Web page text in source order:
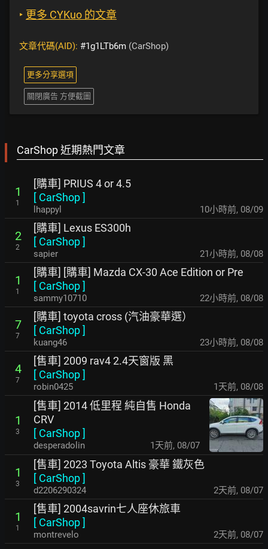
‣ 更多 CYKuo 的文章
文章代碼(AID): #1g1LTb6m (CarShop)
更多分享選項
關閉廣告 方便截圖
CarShop 近期熱門文章
1
1
[購車] PRIUS 4 or 4.5
[ CarShop]
lhappyl 10小時前, 08/09
2
2
[購車] Lexus ES300h
[ CarShop]
sapier 21小時前, 08/08
1
1
[購車] [購車] Mazda CX-30 Ace Edition or Pre
[ CarShop]
sammy10710 22小時前, 08/08
7
7
[購車] toyota cross (汽油豪華選）
[ CarShop]
kuang46 23小時前, 08/08
4
7
[售車] 2009 rav4 2.4天窗版 黑
[ CarShop]
robin0425 1天前, 08/08
1
3
[售車] 2014 低里程 純自售 Honda
CRV
[ CarShop]
desperadolin 1天前, 08/07
1
3
[售車] 2023 Toyota Altis 豪華 鐵灰色
[ CarShop]
d2206290324 2天前, 08/07
1
1
[售車] 2004savrin七人座休旅車
[ CarShop]
montrevelo 2天前, 08/07